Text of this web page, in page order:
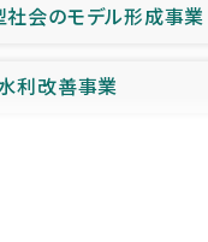
会のモデル形成事業
利改善事業
の支援事業
被災者支援